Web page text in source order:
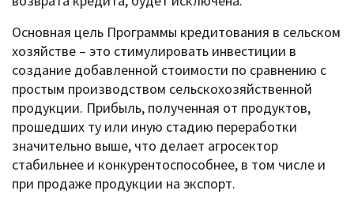
Основная цель Программы кредитования в сельском
хозяйстве – это стимулировать инвестиции в
создание добавленной стоимости по сравнению с
простым производством сельскохозяйственной
продукции. Прибыль, полученная от продуктов,
прошедших ту или иную стадию переработки
значительно выше, что делает агросектор
стабильнее и конкурентоспособнее, в том числе и
при продаже продукции на экспорт.